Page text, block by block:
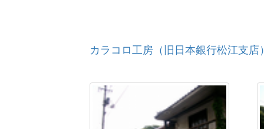
カラコロ工房（旧日本銀行松江支店